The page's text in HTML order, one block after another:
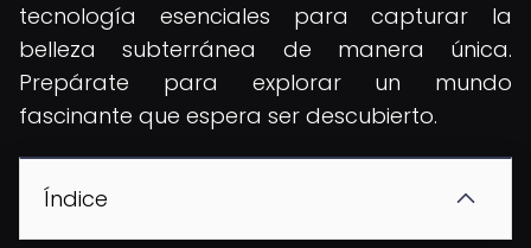
tecnología esenciales para capturar la
belleza subterránea de manera única.
Prepárate para explorar un mundo
fascinante que espera ser descubierto.
Índice